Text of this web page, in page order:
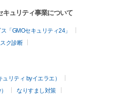
キュリティ事業について
「GMOセキュリティ24」
ク診断
リティ byイエラエ）
なりすまし対策